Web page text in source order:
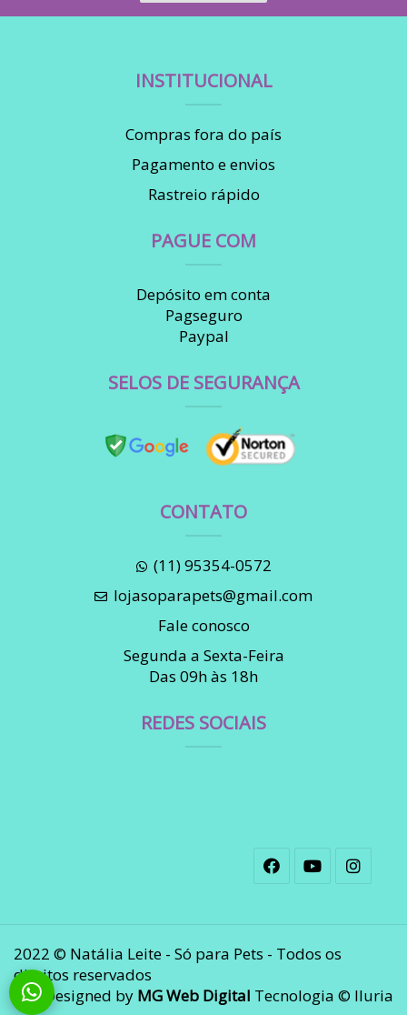
INSTITUCIONAL
Compras fora do país
Pagamento e envios
Rastreio rápido
PAGUE COM
Depósito em conta
Pagseguro
Paypal
SELOS DE SEGURANÇA
CONTATO
(11) 95354-0572
lojasoparapets@gmail.com
Fale conosco
Segunda a Sexta-Feira
Das 09h às 18h
REDES SOCIAIS
2022 © Natália Leite - Só para Pets - Todos os
direitos reservados
Designed by MG Web Digital Tecnologia © Iluria